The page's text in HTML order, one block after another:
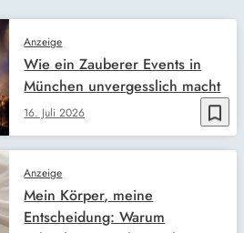
bookmark_border
Anzeige
16. Juli 2026
Wie ein Zauberer Events in
München unvergesslich macht
Anzeige
Mein Körper, meine
Entscheidung: Warum